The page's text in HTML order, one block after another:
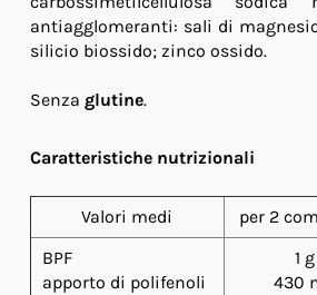
antiagglomeranti: sali di
silicio biossido; zinco ossido.
Senza glutine.
Caratteristiche nutrizionali
Valori medi per 2
BPF
apporto di polifenoli
1 g
430